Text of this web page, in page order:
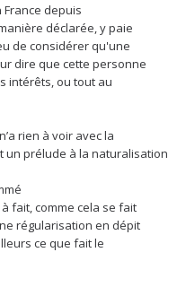
depuis
déclarée, y paie
de considérer qu'une
dire que cette personne
intérêts, ou tout au
rien à voir avec la
un prélude à la naturalisation
fait, comme cela se fait
régularisation en dépit
ce que fait le